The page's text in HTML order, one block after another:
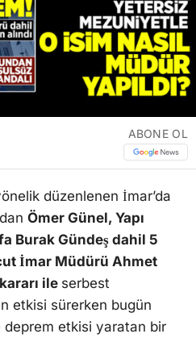
ABONE OL
düzenlenen İmar’da
Ömer Günel, Yapı
Burak Gündeş dahil 5
İmar Müdürü Ahmet
ile serbest
etkisi sürerken bugün
deprem etkisi yaratan bir